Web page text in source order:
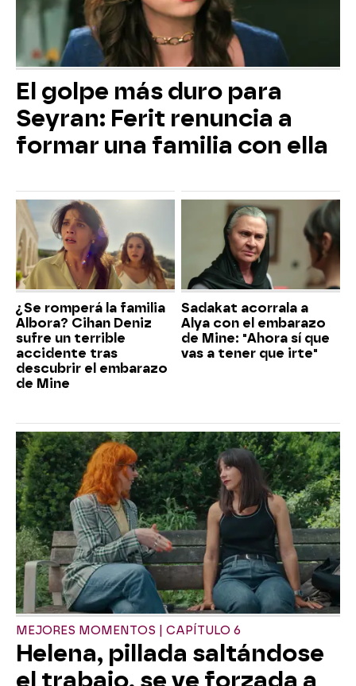
El golpe más duro para
Seyran: Ferit renuncia a
formar una familia con ella
¿Se romperá la familia
Albora? Cihan Deniz
sufre un terrible
accidente tras
descubrir el embarazo
de Mine
Sadakat acorrala a
Alya con el embarazo
de Mine: "Ahora sí que
vas a tener que irte"
MEJORES MOMENTOS | CAPÍTULO 6
Helena, pillada saltándose